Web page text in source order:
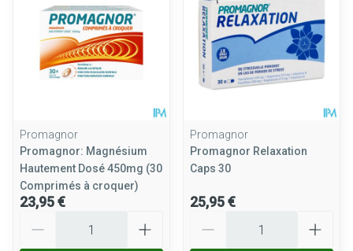
Promagnor
Promagnor: Magnésium
Hautement Dosé 450mg (30
Comprimés à croquer)
23,95 €
Promagnor
Promagnor Relaxation
Caps 30
25,95 €